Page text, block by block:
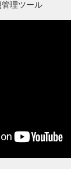
管理ツール